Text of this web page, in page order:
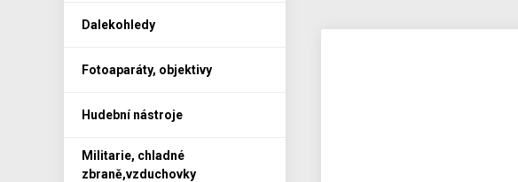
Dalekohledy
Fotoaparáty, objektivy
Hudební nástroje
Militarie, chladné
zbraně,vzduchovky